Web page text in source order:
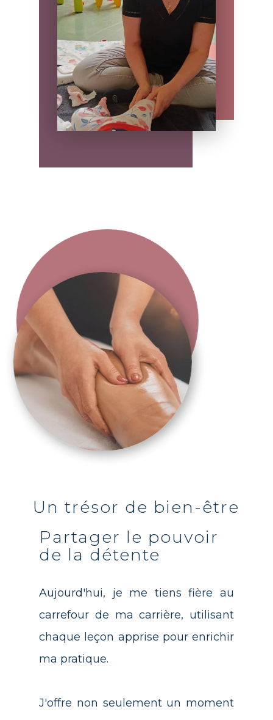
Un trésor de bien-être
Partager le pouvoir
de la détente
Aujourd'hui, je me tiens fière au
carrefour de ma carrière, utilisant
chaque leçon apprise pour enrichir
ma pratique.
J'offre non seulement un moment